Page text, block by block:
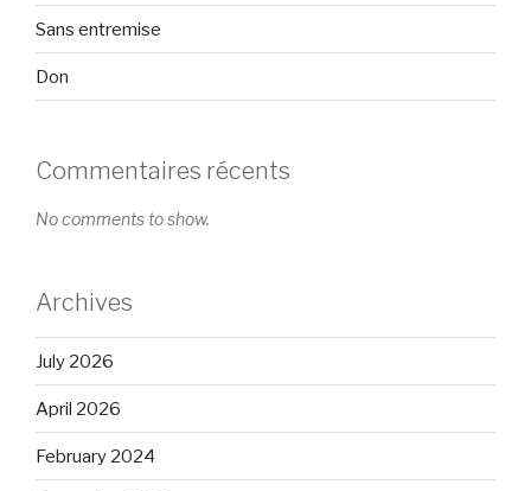
Sans entremise
Don
Commentaires récents
No comments to show.
Archives
July 2026
April 2026
February 2024